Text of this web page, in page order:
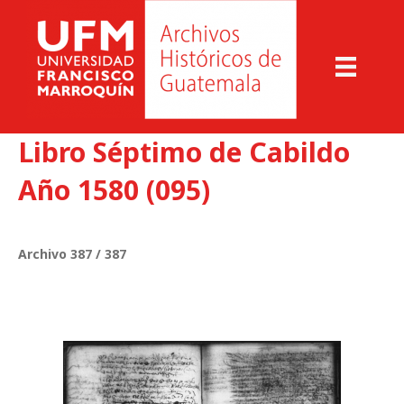
Libro Séptimo de Cabildo
Año 1580 (095)
Archivo 387 / 387